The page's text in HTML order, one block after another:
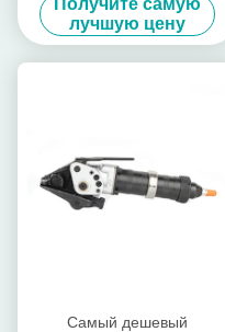
стальных рулонов, простые
в эксплуатации
лучшую цену
Самый дешевый